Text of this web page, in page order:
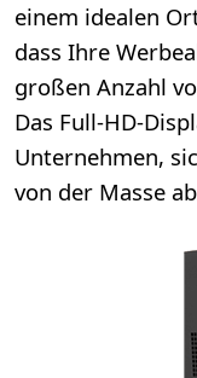
einem idealen
dass Ihre
großen Anzahl
Das Full-HD-
Unternehmen,
von der Masse